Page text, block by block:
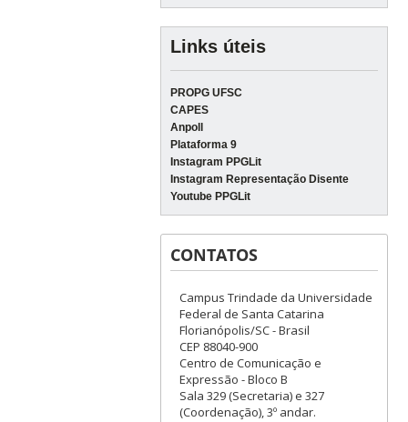
Links úteis
PROPG UFSC
CAPES
Anpoll
Plataforma 9
Instagram PPGLit
Instagram Representação Disente
Youtube PPGLit
CONTATOS
Campus Trindade da Universidade
Federal de Santa Catarina
Florianópolis/SC - Brasil
CEP 88040-900
Centro de Comunicação e
Expressão - Bloco B
Sala 329 (Secretaria) e 327
(Coordenação), 3º andar.